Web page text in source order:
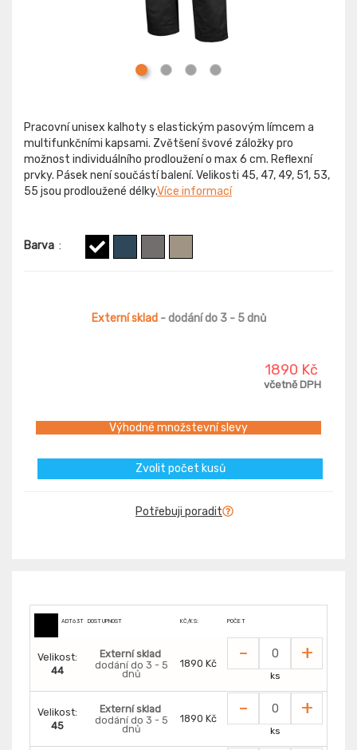
Pracovní unisex kalhoty s elastickým pasovým límcem a
multifunkčními kapsami. Zvětšení švové záložky pro
možnost individuálního prodloužení o max 6 cm. Reflexní
prvky. Pásek není součástí balení. Velikosti 45, 47, 49, 51, 53,
55 jsou prodloužené délky.Více informací
Barva :
Externí sklad - dodání do 3 - 5 dnů
1890 Kč
včetně DPH
Výhodné množstevní slevy
Zvolit počet kusů
Potřebuji poradit
ADT63T100DOSTUPNOST KČ/KS: POČET
Velikost:
44
Externí sklad
dodání do 3 - 5
dnů
1890 Kč - +
ks
Velikost:
45
Externí sklad
dodání do 3 - 5
dnů
1890 Kč - +
ks